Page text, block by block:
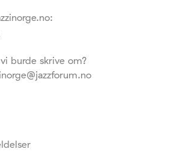
burde skrive om?